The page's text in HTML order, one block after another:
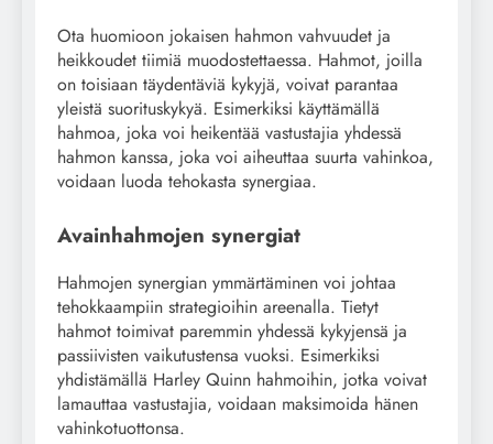
Ota huomioon jokaisen hahmon vahvuudet ja
heikkoudet tiimiä muodostettaessa. Hahmot, joilla
on toisiaan täydentäviä kykyjä, voivat parantaa
yleistä suorituskykyä. Esimerkiksi käyttämällä
hahmoa, joka voi heikentää vastustajia yhdessä
hahmon kanssa, joka voi aiheuttaa suurta vahinkoa,
voidaan luoda tehokasta synergiaa.
Avainhahmojen synergiat
Hahmojen synergian ymmärtäminen voi johtaa
tehokkaampiin strategioihin areenalla. Tietyt
hahmot toimivat paremmin yhdessä kykyjensä ja
passiivisten vaikutustensa vuoksi. Esimerkiksi
yhdistämällä Harley Quinn hahmoihin, jotka voivat
lamauttaa vastustajia, voidaan maksimoida hänen
vahinkotuottonsa.